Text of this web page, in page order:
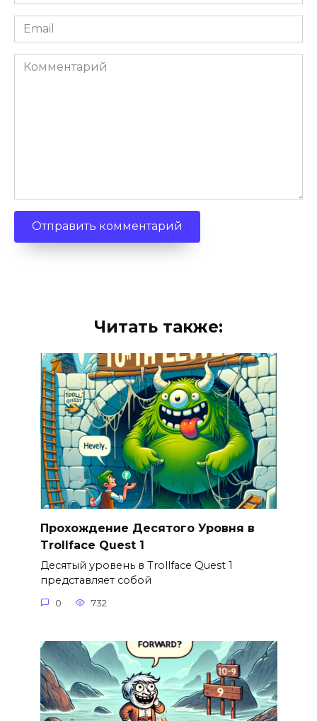
Email
*
Комментарий
Читать также:
Прохождение Десятого Уровня в
Trollface Quest 1
Десятый уровень в Trollface Quest 1
представляет собой
0 732